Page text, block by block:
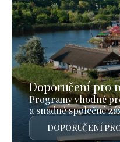
Doporučení pro
Programy vhodné
a snadné společné
DOPORUČENÍ